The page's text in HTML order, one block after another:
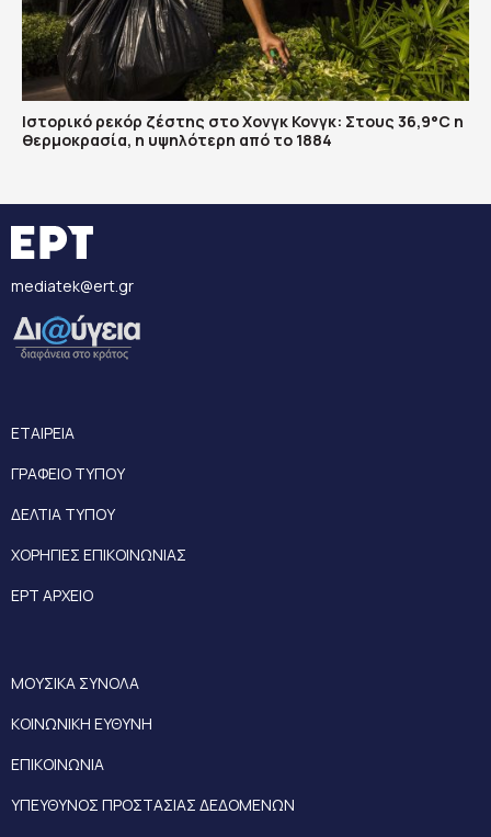
Ιστορικό ρεκόρ ζέστης στο Χονγκ Κονγκ: Στους 36,9°C η
θερμοκρασία, η υψηλότερη από το 1884
mediatek@ert.gr
ΕΤΑΙΡΕΙΑ
ΓΡΑΦΕΙΟ ΤΥΠΟΥ
ΔΕΛΤΙΑ ΤΥΠΟΥ
ΧΟΡΗΓΙΕΣ ΕΠΙΚΟΙΝΩΝΙΑΣ
ΕΡΤ ΑΡΧΕΙΟ
ΜΟΥΣΙΚΑ ΣΥΝΟΛΑ
ΚΟΙΝΩΝΙΚΗ ΕΥΘΥΝΗ
ΕΠΙΚΟΙΝΩΝΙΑ
ΥΠΕΥΘΥΝΟΣ ΠΡΟΣΤΑΣΙΑΣ ΔΕΔΟΜΕΝΩΝ